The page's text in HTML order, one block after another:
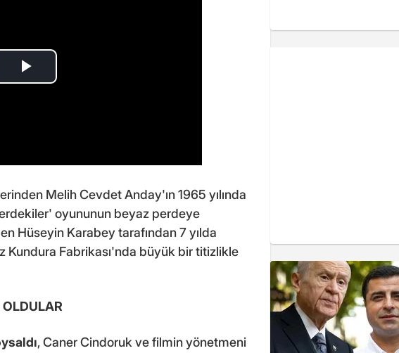
Melih Cevdet Anday'ın 1965 yılında
oyununun beyaz perdeye
Hüseyin Karabey tarafından 7 yılda
Kundura Fabrikası'nda büyük bir titizlikle
, Caner Cindoruk ve filmin yönetmeni